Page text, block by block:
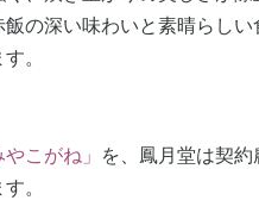
飯の深い味わいと素晴らしい
。
やこがね」
を、鳳月堂は契約
。